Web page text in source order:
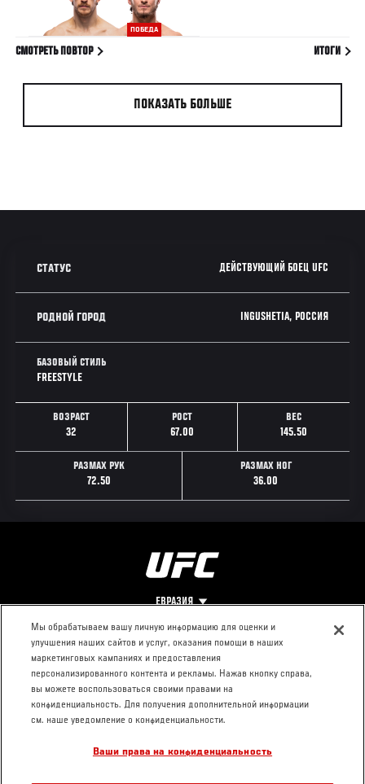
ПОБЕДА
СМОТРЕТЬ ПОВТОР ИТОГИ
ПОКАЗАТЬ БОЛЬШЕ
СТАТУС ДЕЙСТВУЮЩИЙ БОЕЦ UFC
РОДНОЙ ГОРОД INGUSHETIA, РОССИЯ
БАЗОВЫЙ СТИЛЬ
FREESTYLE
ВОЗРАСТ
32
РОСТ
67.00
ВЕС
145.50
РАЗМАХ РУК
72.50
РАЗМАХ НОГ
36.00
ЕВРАЗИЯ
Footer
О UFC
Про ММА
Социальная
ответственность
КОНТАКТЫ
Пресс-центр
Условия
использования
Мы обрабатываем вашу личную информацию для оценки и
улучшения наших сайтов и услуг, оказания помощи в наших
маркетинговых кампаниях и предоставления
персонализированного контента и рекламы. Нажав кнопку справа,
вы можете воспользоваться своими правами на
конфиденциальность. Для получения дополнительной информации
см. наше уведомление о конфиденциальности.
Ваши права на конфиденциальность